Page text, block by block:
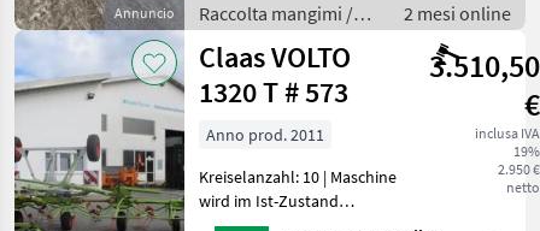
Annuncio
Raccolta mangimi /
Altre macchine per
raccolta mangimi
2 mesi online
Claas VOLTO
1320 T # 573
3.510,50
€
inclusa IVA
19%
2.950 €
netto
Anno prod. 2011
Kreiselanzahl: 10 | Maschine
wird im Ist-Zustand
verkauft.An mehrere